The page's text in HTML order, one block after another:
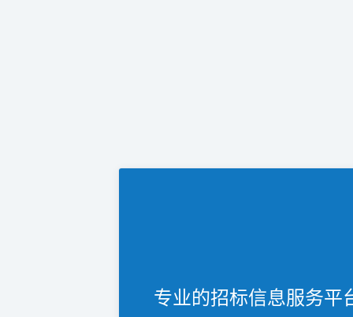
专业的招标信息服务平